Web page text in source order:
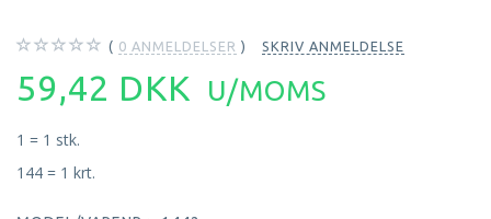
0 ANMELDELSER SKRIV ANMELDELSE
59,42 DKK U/MOMS
1 = 1 stk.
144 = 1 krt.